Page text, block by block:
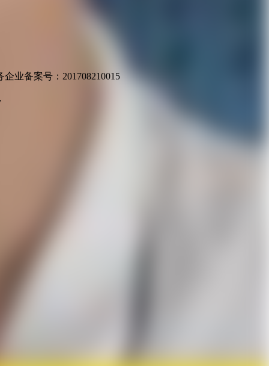
业备案号：201708210015